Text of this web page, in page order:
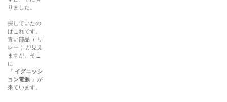
りました。
探していたの
はこれです。
青い部品（ リ
レー ）が見え
ますが、そこ
に
『 イグニッシ
ョン電源 』が
来ています。